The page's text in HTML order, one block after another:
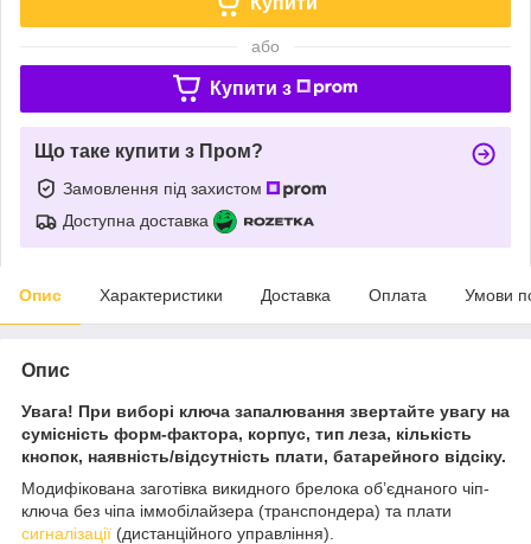
або
Купити з
Що таке купити з Пром?
Замовлення під захистом
Доступна доставка
Опис Характеристики Доставка Оплата Умови
Опис
Увага! При виборі ключа запалювання звертайте увагу на
сумісність форм-фактора, корпус, тип леза, кількість
кнопок, наявність/відсутність плати, батарейного відсіку.
Модифікована заготівка викидного брелока об’єднаного чіп-
ключа без чіпа іммобілайзера (транспондера) та плати
сигналізації (дистанційного управління).